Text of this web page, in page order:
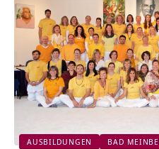
AUSBILDUNGEN BAD